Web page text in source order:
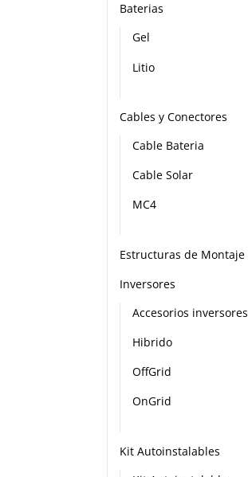
Baterias
Gel
Litio
Cables y Conectores
Cable Bateria
Cable Solar
MC4
Estructuras de Montaje
Inversores
Accesorios inversores
Hibrido
OffGrid
OnGrid
Kit Autoinstalables